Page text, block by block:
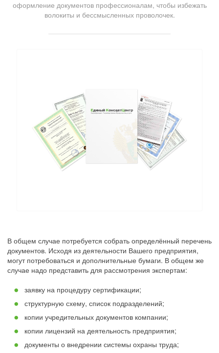
оформление документов профессионалам, чтобы избежать
волокиты и бессмысленных проволочек.
В общем случае потребуется собрать определённый перечень
документов. Исходя из деятельности Вашего предприятия,
могут потребоваться и дополнительные бумаги. В общем же
случае надо представить для рассмотрения экспертам:
заявку на процедуру сертификации;
структурную схему, список подразделений;
копии учредительных документов компании;
копии лицензий на деятельность предприятия;
документы о внедрении системы охраны труда;